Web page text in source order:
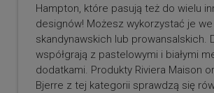
Hampton, które pasują też do wielu
designów! Możesz wykorzystać je
skandynawskich lub prowansalskich.
współgrają z pastelowymi i białymi
dodatkami. Produkty Riviera Maison
Bjerre z tej kategorii sprawdzą się